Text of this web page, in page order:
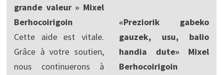
grande valeur » Mixel
Berhocoirigoin
Cette aide est vitale.
Grâce à votre soutien,
nous continuerons à
«Preziorik gabeko
gauzek, usu, balio
handia dute» Mixel
Berhocoirigoin